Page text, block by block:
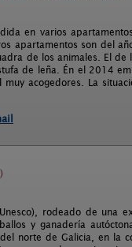
en varios
apartamentos son del
de los animales. El
de leña. Én el 2014
acogedores. La
rodeado de una
y ganadería
norte de Galicia, en la